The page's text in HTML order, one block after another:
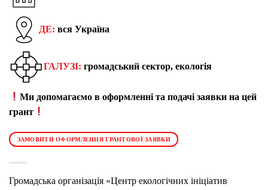
ДЕ: вся Україна
ГАЛУЗІ: громадський сектор, екологія
Ми допомагаємо в оформленні та подачі заявки на цей
грант
ЗАМОВИТИ ОФОРМЛЕННЯ ГРАНТОВОЇ ЗАЯВКИ
Громадська організація «Центр екологічних ініціатив